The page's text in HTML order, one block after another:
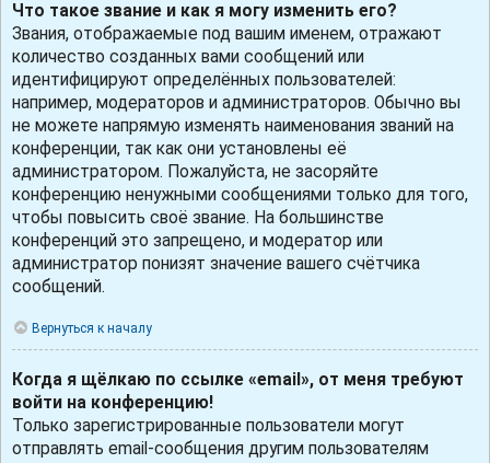
Что такое звание и как я могу изменить его?
Звания, отображаемые под вашим именем, отражают
количество созданных вами сообщений или
идентифицируют определённых пользователей:
например, модераторов и администраторов. Обычно вы
не можете напрямую изменять наименования званий на
конференции, так как они установлены её
администратором. Пожалуйста, не засоряйте
конференцию ненужными сообщениями только для того,
чтобы повысить своё звание. На большинстве
конференций это запрещено, и модератор или
администратор понизят значение вашего счётчика
сообщений.
Вернуться к началу
Когда я щёлкаю по ссылке «email», от меня требуют
войти на конференцию!
Только зарегистрированные пользователи могут
отправлять email-сообщения другим пользователям